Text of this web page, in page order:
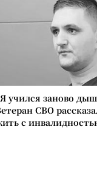
учился заново
СВО
с